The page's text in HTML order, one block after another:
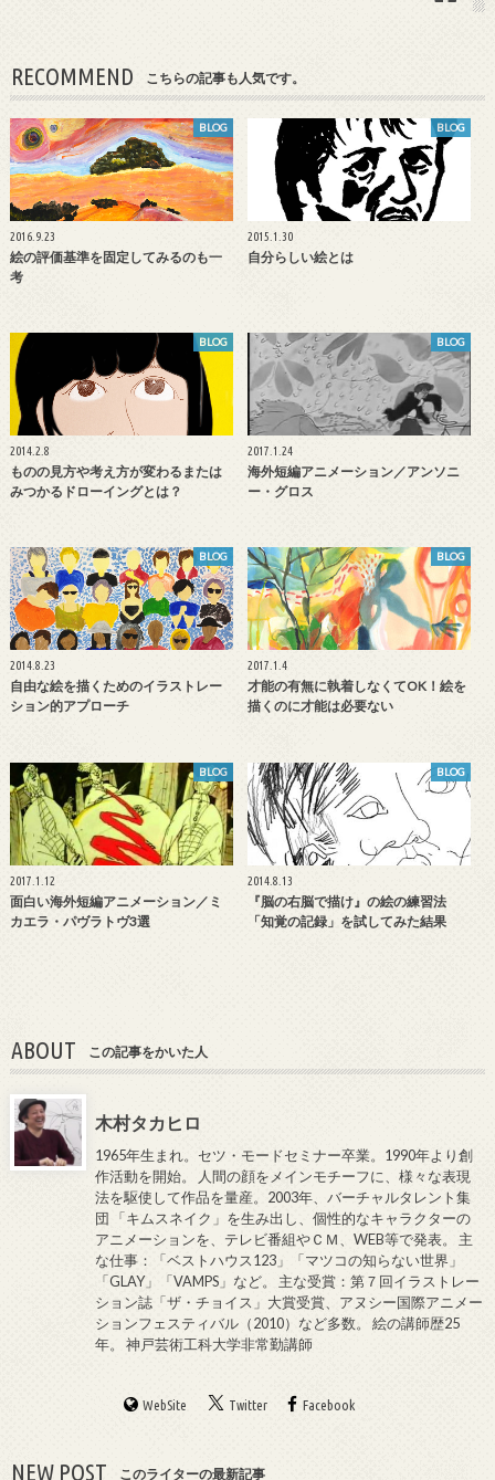
RECOMMEND こちらの記事も人気です。
BLOG
2016.9.23
絵の評価基準を固定してみるのも一
考
BLOG
2015.1.30
自分らしい絵とは
BLOG
2014.2.8
ものの見方や考え方が変わるまたは
みつかるドローイングとは？
BLOG
2017.1.24
海外短編アニメーション／アンソニ
ー・グロス
BLOG
2014.8.23
自由な絵を描くためのイラストレー
ション的アプローチ
BLOG
2017.1.4
才能の有無に執着しなくてOK！絵を
描くのに才能は必要ない
BLOG
2017.1.12
面白い海外短編アニメーション／ミ
カエラ・パヴラトヴ3選
BLOG
2014.8.13
『脳の右脳で描け』の絵の練習法
「知覚の記録」を試してみた結果
ABOUT この記事をかいた人
木村タカヒロ
1965年生まれ。セツ・モードセミナー卒業。1990年より創
作活動を開始。 人間の顔をメインモチーフに、様々な表現
法を駆使して作品を量産。2003年、バーチャルタレント集
団 「キムスネイク」を生み出し、個性的なキャラクターの
アニメーションを、テレビ番組やＣＭ、WEB等で発表。 主
な仕事：「ベストハウス123」「マツコの知らない世界」
「GLAY」「VAMPS」など。 主な受賞：第７回イラストレー
ション誌「ザ・チョイス」大賞受賞、アヌシー国際アニメー
ションフェスティバル（2010）など多数。 絵の講師歴25
年。 神戸芸術工科大学非常勤講師
WebSite Twitter Facebook
NEW POST このライターの最新記事